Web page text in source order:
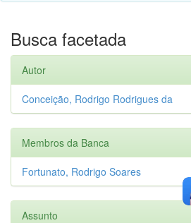
Busca facetada
Autor
Conceição, Rodrigo Rodrigues da
Membros da Banca
Fortunato, Rodrigo Soares
Assunto